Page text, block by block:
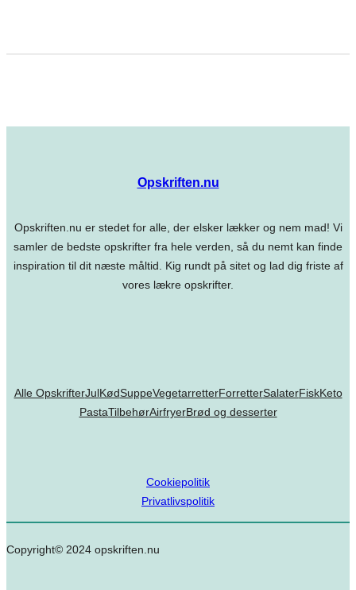
Opskriften.nu
Opskriften.nu er stedet for alle, der elsker lækker og nem mad! Vi
samler de bedste opskrifter fra hele verden, så du nemt kan finde
inspiration til dit næste måltid. Kig rundt på sitet og lad dig friste af
vores lækre opskrifter.
Alle OpskrifterJulKødSuppeVegetarretterForretterSalaterFiskKeto
PastaTilbehørAirfryerBrød og desserter
Cookiepolitik
Privatlivspolitik
Copyright© 2024 opskriften.nu